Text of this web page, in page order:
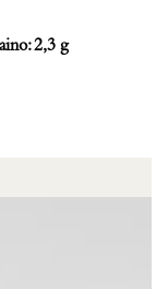
2,3 g